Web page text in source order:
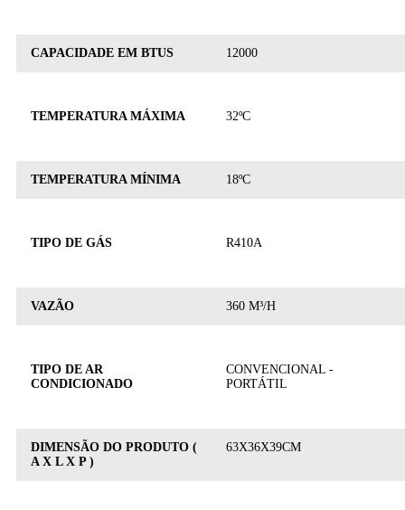
CAPACIDADE EM BTUS 12000
TEMPERATURA MÁXIMA 32ºC
TEMPERATURA MÍNIMA 18ºC
TIPO DE GÁS R410A
VAZÃO 360 M³/H
TIPO DE AR
CONDICIONADO
CONVENCIONAL -
PORTÁTIL
DIMENSÃO DO PRODUTO (
A X L X P )
63X36X39CM